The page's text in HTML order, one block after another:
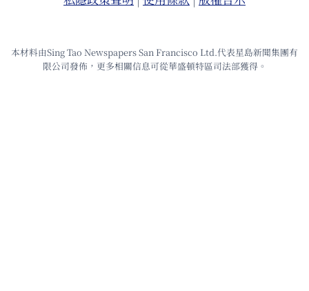
本材料由Sing Tao Newspapers San Francisco Ltd.代表星島新聞集團有
限公司發佈，更多相關信息可從華盛頓特區司法部獲得。